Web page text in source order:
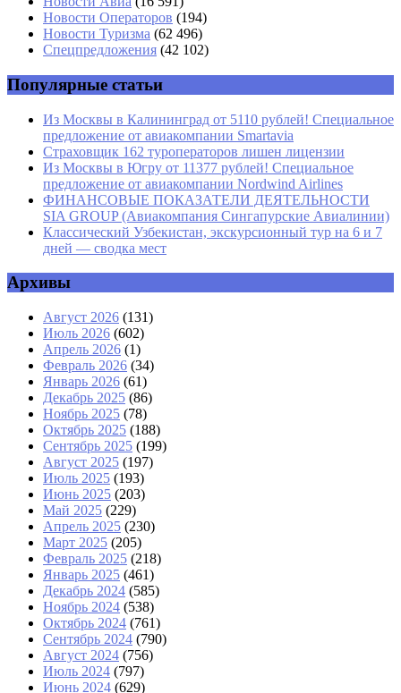
Email*
Новости Операторов (194)
Новости Туризма (62 496)
Спецпредложения (42 102)
Популярные статьи
Из Москвы в Калининград от 5110 рублей! Специальное
предложение от авиакомпании Smartavia
Страховщик 162 туроператоров лишен лицензии
Из Москвы в Югру от 11377 рублей! Специальное
предложение от авиакомпании Nordwind Airlines
ФИНАНСОВЫЕ ПОКАЗАТЕЛИ ДЕЯТЕЛЬНОСТИ
SIA GROUP (Авиакомпания Сингапурские Авиалинии)
Классический Узбекистан, экскурсионный тур на 6 и 7
дней — сводка мест
Архивы
Август 2026 (131)
Июль 2026 (602)
Апрель 2026 (1)
Февраль 2026 (34)
Январь 2026 (61)
Декабрь 2025 (86)
Ноябрь 2025 (78)
Октябрь 2025 (188)
Сентябрь 2025 (199)
Август 2025 (197)
Июль 2025 (193)
Июнь 2025 (203)
Май 2025 (229)
Апрель 2025 (230)
Март 2025 (205)
Февраль 2025 (218)
Январь 2025 (461)
Декабрь 2024 (585)
Ноябрь 2024 (538)
Октябрь 2024 (761)
Сентябрь 2024 (790)
Август 2024 (756)
Июль 2024 (797)
Июнь 2024 (629)